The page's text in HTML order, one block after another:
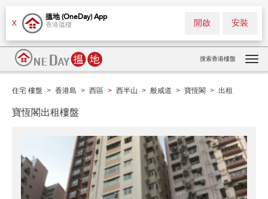
X
搵地 (OneDay) App
香港搵樓 安裝
開啟
搜索香港樓盤
住宅 樓盤 > 香港島 > 西區 > 西半山 > 般咸道 > 寶恆閣 > 出租
寶恆閣出租樓盤